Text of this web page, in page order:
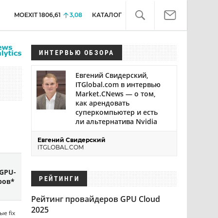
MOEXIT 1806,61 3,08 КАТАЛОГ
фиксированных
конфигураций
Процессоры
fix
ИНТЕРВЬЮ ОБЗОРА
Евгений Свидерский,
ITGlobal.com в интервью
Market.CNews — о том,
как арендовать
суперкомпьютер и есть
ли альтернатива Nvidia
Евгений Свидерский
ITGLOBAL.COM
РЕЙТИНГИ
Рейтинг провайдеров GPU Cloud
2025